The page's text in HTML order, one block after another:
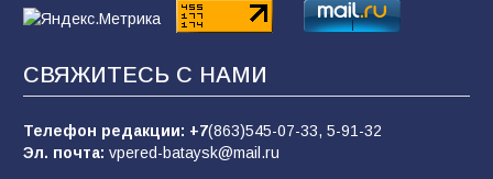
83 02.08.2026
Батайчане вышли в финал Всероссийского
конкурса «Большая перемена»
62 04.08.2026
СВЯЖИТЕСЬ С НАМИ
Телефон редакции: +7(863)545-07-33, 5-91-32
Эл. почта: vpered-bataysk@mail.ru